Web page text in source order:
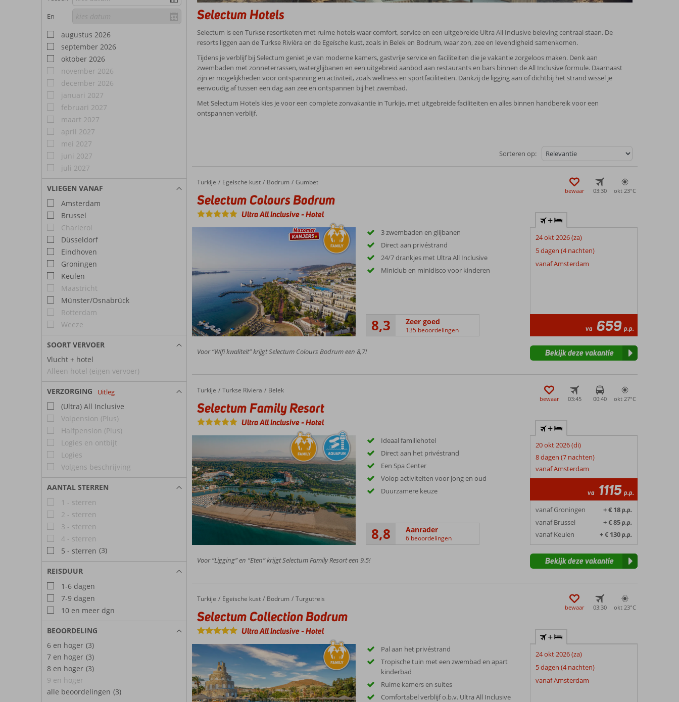
En
augustus 2026
september 2026
oktober 2026
november 2026
december 2026
januari 2027
februari 2027
maart 2027
april 2027
mei 2027
juni 2027
juli 2027
VLIEGEN VANAF
Amsterdam
Brussel
Charleroi
Düsseldorf
Eindhoven
Groningen
Keulen
Maastricht
Münster/Osnabrück
Rotterdam
Weeze
SOORT VERVOER
Vlucht + hotel
Alleen hotel (eigen vervoer)
VERZORGING Uitleg
(Ultra) All Inclusive
Volpension (Plus)
Halfpension (Plus)
Logies en ontbijt
Logies
Volgens beschrijving
AANTAL STERREN
1 - sterren
2 - sterren
3 - sterren
4 - sterren
5 - sterren (3)
REISDUUR
1-6 dagen
7-9 dagen
10 en meer dgn
BEOORDELING
6 en hoger (3)
7 en hoger (3)
8 en hoger (3)
9 en hoger
alle beoordelingen (3)
Selectum Hotels
Selectum is een Turkse resortketen met ruime hotels waar comfort, service en een uitgebreide Ultra All Inclusive beleving centraal staan. De
resorts liggen aan de Turkse Rivièra en de Egeïsche kust, zoals in Belek en Bodrum, waar zon, zee en levendigheid samenkomen.
Tijdens je verblijf bij Selectum geniet je van moderne kamers, gastvrije service en faciliteiten die je vakantie zorgeloos maken. Denk aan
zwembaden met zonneterrassen, waterglijbanen en een uitgebreid aanbod aan restaurants en bars binnen de All Inclusive formule. Daarnaast
zijn er mogelijkheden voor ontspanning en activiteit, zoals wellness en sportfaciliteiten. Dankzij de ligging aan of dichtbij het strand wissel je
eenvoudig af tussen een dag aan zee en ontspannen bij het zwembad.
Met Selectum Hotels kies je voor een complete zonvakantie in Turkije, met uitgebreide faciliteiten en alles binnen handbereik voor een
ontspannen verblijf.
Sorteren op:
Home
Turkije Egeische kust Bodrum Gumbet
Selectum Colours Bodrum
Selectum Colours Bodrum
Ultra All Inclusive-Hotel
bewaar 03:30 okt 23°C
3 zwembaden en glijbanen
Direct aan privéstrand
24/7 drankjes met Ultra All Inclusive
Miniclub en minidisco voor kinderen
8,3 Zeer goed
135 beoordelingen
+
24 okt 2026 (za)
5 dagen (4 nachten)
vanaf Amsterdam
va 659 p.p.
Voor “Wifi kwaliteit” krijgt Selectum Colours Bodrum een 8,7! Bekijk deze vakantie
Home
Turkije Turkse Riviera Belek
Selectum Family Resort
Selectum Family Resort
Ultra All Inclusive-Hotel
bewaar 03:45 00:40 okt 27°C
Ideaal familiehotel
Direct aan het privéstrand
Een Spa Center
Volop activiteiten voor jong en oud
Duurzamere keuze
8,8 Aanrader
6 beoordelingen
+
20 okt 2026 (di)
8 dagen (7 nachten)
vanaf Amsterdam
va 1115 p.p.
vanaf Groningen + € 18p.p.
vanaf Brussel + € 85p.p.
vanaf Keulen + € 130p.p.
Voor “Ligging” en “Eten” krijgt Selectum Family Resort een 9,5! Bekijk deze vakantie
Home
Turkije Egeische kust Bodrum Turgutreis
Selectum Collection Bodrum
Selectum Collection Bodrum
Ultra All Inclusive-Hotel
bewaar 03:30 okt 23°C
Pal aan het privéstrand
Tropische tuin met een zwembad en apart
kinderbad
Ruime kamers en suites
Comfortabel verblijf o.b.v. Ultra All Inclusive
+
24 okt 2026 (za)
5 dagen (4 nachten)
vanaf Amsterdam